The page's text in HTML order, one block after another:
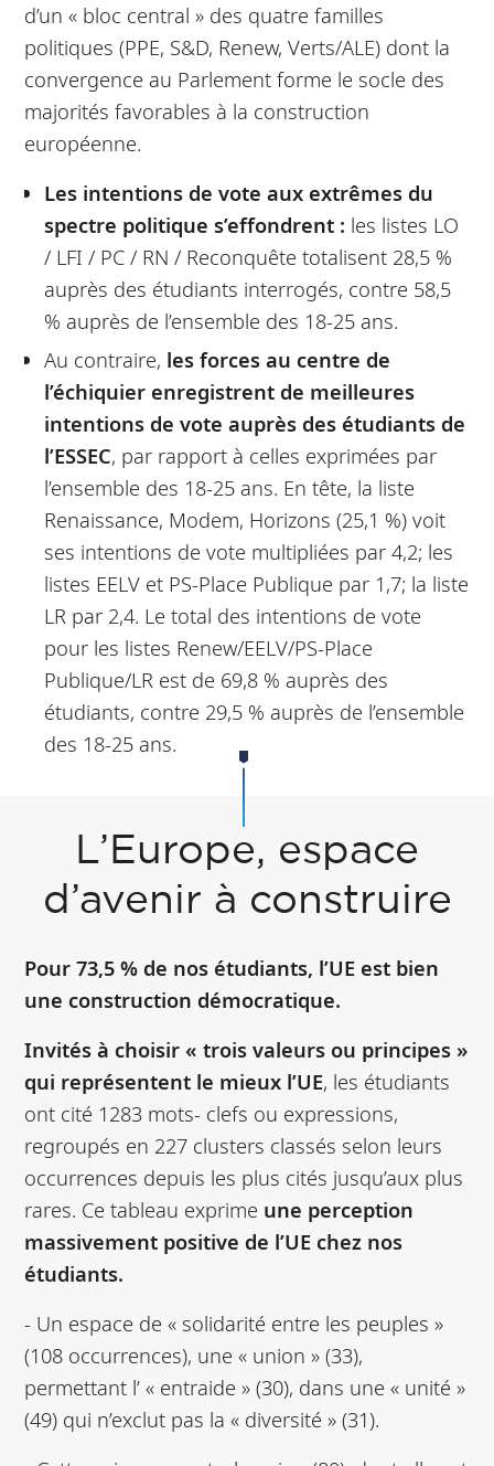
d’un « bloc central » des quatre familles
politiques (PPE, S&D, Renew, Verts/ALE) dont la
convergence au Parlement forme le socle des
majorités favorables à la construction
européenne.
Les intentions de vote aux extrêmes du
spectre politique s’effondrent : les listes LO
/ LFI / PC / RN / Reconquête totalisent 28,5 %
auprès des étudiants interrogés, contre 58,5
% auprès de l’ensemble des 18-25 ans.
Au contraire, les forces au centre de
l’échiquier enregistrent de meilleures
intentions de vote auprès des étudiants de
l’ESSEC, par rapport à celles exprimées par
l’ensemble des 18-25 ans. En tête, la liste
Renaissance, Modem, Horizons (25,1 %) voit
ses intentions de vote multipliées par 4,2; les
listes EELV et PS-Place Publique par 1,7; la liste
LR par 2,4. Le total des intentions de vote
pour les listes Renew/EELV/PS-Place
Publique/LR est de 69,8 % auprès des
étudiants, contre 29,5 % auprès de l’ensemble
des 18-25 ans.
L’Europe, espace
d’avenir à construire
Pour 73,5 % de nos étudiants, l’UE est bien
une construction démocratique.
Invités à choisir « trois valeurs ou principes »
qui représentent le mieux l’UE, les étudiants
ont cité 1283 mots- clefs ou expressions,
regroupés en 227 clusters classés selon leurs
occurrences depuis les plus cités jusqu’aux plus
rares. Ce tableau exprime une perception
massivement positive de l’UE chez nos
étudiants.
- Un espace de « solidarité entre les peuples »
(108 occurrences), une « union » (33),
permettant l’ « entraide » (30), dans une « unité »
(49) qui n’exclut pas la « diversité » (31).